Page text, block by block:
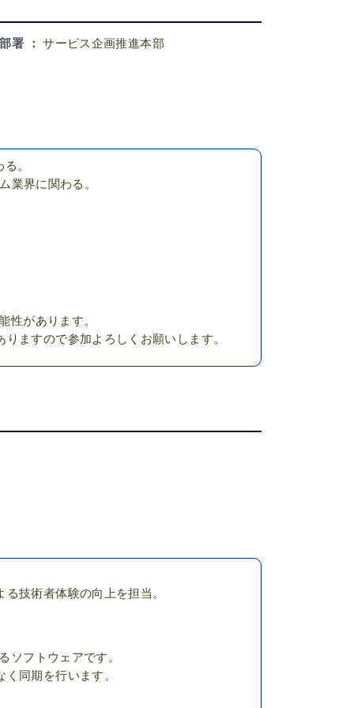
部署 ：サービス企画推進本部
。
界に関わる。
があります。
ますので参加よろしくお願いします。
技術者体験の向上を担当。
フトウェアです。
同期を行います。